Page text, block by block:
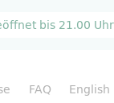
bis 21.00 Uhr
FAQ English